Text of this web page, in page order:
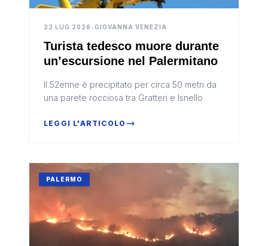
22 LUG 2026 •GIOVANNA VENEZIA
Turista tedesco muore durante
un’escursione nel Palermitano
Il 52enne è precipitato per circa 50 metri da
una parete rocciosa tra Gratteri e Isnello
LEGGI L'ARTICOLO
PALERMO